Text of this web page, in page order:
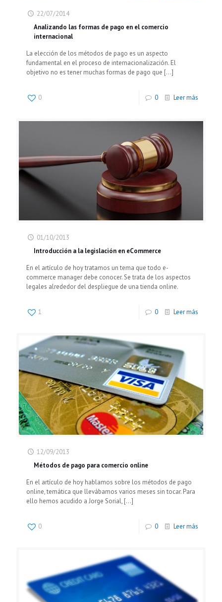
22/07/2014
Analizando las formas de pago en el comercio
internacional
La elección de los métodos de pago es un aspecto
fundamental en el proceso de internacionalización. El
objetivo no es tener muchas formas de pago que […]
0 0 Leer más
01/10/2013
Introducción a la legislación en eCommerce
En el artículo de hoy tratamos un tema que todo e-
commerce manager debe conocer. Se trata de los aspectos
legales alrededor del despliegue de una tienda online.
1 0 Leer más
12/09/2013
Métodos de pago para comercio online
En el artículo de hoy hablamos sobre los métodos de pago
online, temática que llevábamos varios meses sin tocar. Para
ello hemos acudido a Jorge Sorial, […]
0 0 Leer más